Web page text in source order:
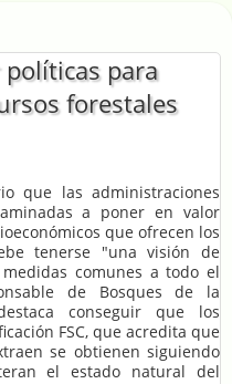
políticas para
forestales
que las administraciones
a poner en valor
que ofrecen los
tenerse "una visión de
comunes a todo el
de Bosques de la
conseguir que los
FSC, que acredita que
se obtienen siguiendo
el estado natural del